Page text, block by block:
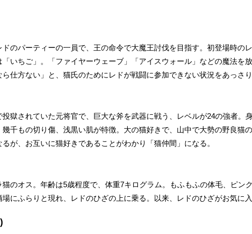
のパーティーの一員で、王の命令で大魔王討伐を目指す。初登場時の
いちご」。「ファイヤーウェーブ」「アイスウォール」などの魔法を
ら仕方ない」と、猫氏のためにレドが戦闘に参加できない状況をあっさ
獄されていた元将官で、巨大な斧を武器に戦う、レベルが24の強者。
千もの切り傷、浅黒い肌が特徴。大の猫好きで、山中で大勢の野良猫
が、お互いに猫好きであることがわかり「猫仲間」になる。
猫のオス。年齢は5歳程度で、体重7キログラム。もふもふの体毛、ピン
にふらりと現れ、レドのひざの上に乗る。以来、レドのひざがお気に